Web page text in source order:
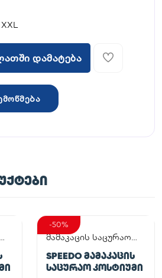
XXL
დამატება
-50%
მამაკაცის საცურაო
SPEEDO ᲛᲐᲛᲐᲙᲐᲪᲘᲡ
ᲡᲐᲪᲣᲠᲐᲝ ᲙᲝᲡᲢᲘᲣᲛᲘ